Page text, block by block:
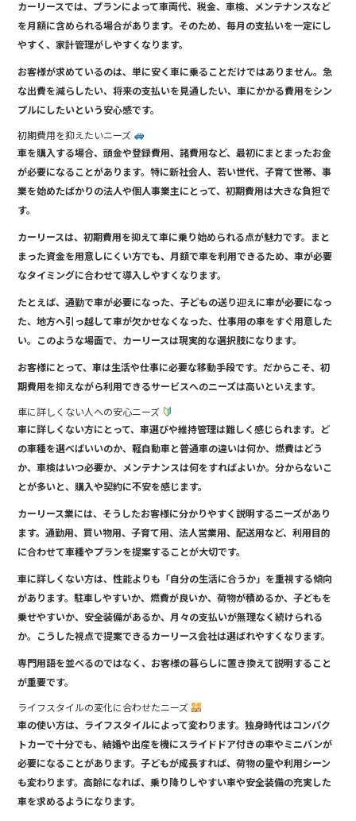
カーリースでは、プランによって車両代、税金、車検、メンテナンスなど
を月額に含められる場合があります。そのため、毎月の支払いを一定にし
やすく、家計管理がしやすくなります。
お客様が求めているのは、単に安く車に乗ることだけではありません。急
な出費を減らしたい、将来の支払いを見通したい、車にかかる費用をシン
プルにしたいという安心感です。
初期費用を抑えたいニーズ
車を購入する場合、頭金や登録費用、諸費用など、最初にまとまったお金
が必要になることがあります。特に新社会人、若い世代、子育て世帯、事
業を始めたばかりの法人や個人事業主にとって、初期費用は大きな負担で
す。
カーリースは、初期費用を抑えて車に乗り始められる点が魅力です。まと
まった資金を用意しにくい方でも、月額で車を利用できるため、車が必要
なタイミングに合わせて導入しやすくなります。
たとえば、通勤で車が必要になった、子どもの送り迎えに車が必要になっ
た、地方へ引っ越して車が欠かせなくなった、仕事用の車をすぐ用意した
い。このような場面で、カーリースは現実的な選択肢になります。
お客様にとって、車は生活や仕事に必要な移動手段です。だからこそ、初
期費用を抑えながら利用できるサービスへのニーズは高いといえます。
車に詳しくない人への安心ニーズ
車に詳しくない方にとって、車選びや維持管理は難しく感じられます。ど
の車種を選べばいいのか、軽自動車と普通車の違いは何か、燃費はどう
か、車検はいつ必要か、メンテナンスは何をすればよいか。分からないこ
とが多いと、購入や契約に不安を感じます。
カーリース業には、そうしたお客様に分かりやすく説明するニーズがあり
ます。通勤用、買い物用、子育て用、法人営業用、配送用など、利用目的
に合わせて車種やプランを提案することが大切です。
車に詳しくない方は、性能よりも「自分の生活に合うか」を重視する傾向
があります。駐車しやすいか、燃費が良いか、荷物が積めるか、子どもを
乗せやすいか、安全装備があるか、月々の支払いが無理なく続けられる
か。こうした視点で提案できるカーリース会社は選ばれやすくなります。
専門用語を並べるのではなく、お客様の暮らしに置き換えて説明すること
が重要です。
ライフスタイルの変化に合わせたニーズ
車の使い方は、ライフスタイルによって変わります。独身時代はコンパク
トカーで十分でも、結婚や出産を機にスライドドア付きの車やミニバンが
必要になることがあります。子どもが成長すれば、荷物の量や利用シーン
も変わります。高齢になれば、乗り降りしやすい車や安全装備の充実した
車を求めるようになります。